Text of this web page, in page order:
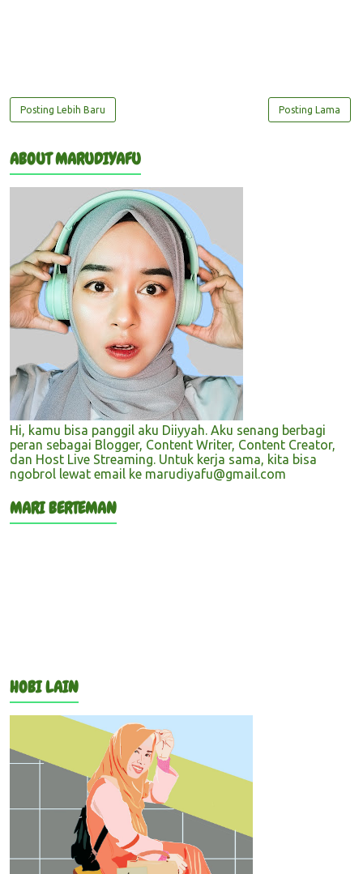
Posting Lebih Baru Posting Lama
ABOUT MARUDIYAFU
Hi, kamu bisa panggil aku Diiyyah. Aku senang berbagi
peran sebagai Blogger, Content Writer, Content Creator,
dan Host Live Streaming. Untuk kerja sama, kita bisa
ngobrol lewat email ke marudiyafu@gmail.com
MARI BERTEMAN
HOBI LAIN